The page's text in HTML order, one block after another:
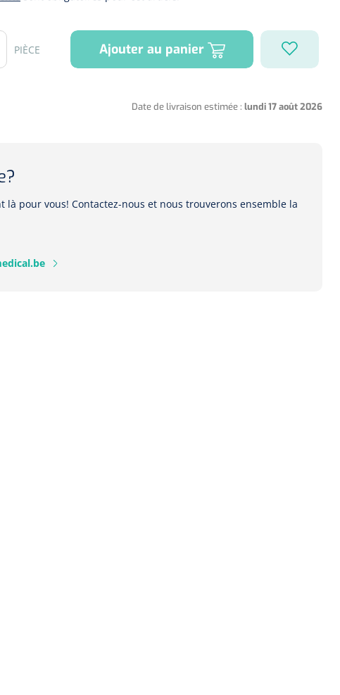
PIÈCE Ajouter au panier
Date de livraison estimée : lundi 17 août 2026
là pour vous! Contactez-nous et nous trouverons ensemble la